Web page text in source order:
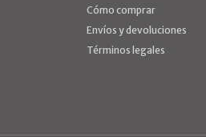
Cómo comprar
Envíos y devoluciones
Términos legales